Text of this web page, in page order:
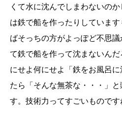
くて水に沈んでしまわないの
は鉄で船を作ったりしていま
ばそっちの方がよっぽど不思
て鉄で船を作って沈まないん
にせよ何にせよ「鉄をお風呂
たら「そんな無茶な・・・」
す。技術力ってすごいものです